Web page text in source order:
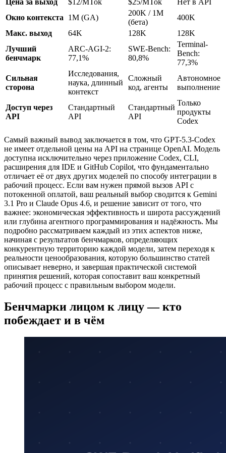
Окно контекста
1M (GA)
200K / 1M
(бета)
400K
Макс. выход
64K 128K
128K
Лучший
бенчмарк
ARC-AGI-2:
77,1%
SWE-Bench:
80,8%
Terminal-
Bench:
77,3%
Сильная
сторона
Исследования,
наука, длинный
контекст
Сложный
код, агенты
Автономное
выполнение
Доступ через
API
Стандартный
API
Стандартный
API
Только
продукты
Codex
Самый важный вывод заключается в том, что GPT-5.3-Codex
не имеет отдельной цены на API на странице OpenAI. Модель
доступна исключительно через приложение Codex, CLI,
расширения для IDE и GitHub Copilot, что фундаментально
отличает её от двух других моделей по способу интеграции в
рабочий процесс. Если вам нужен прямой вызов API с
потокенной оплатой, ваш реальный выбор сводится к Gemini
3.1 Pro и Claude Opus 4.6, и решение зависит от того, что
важнее: экономическая эффективность и широта рассуждений
или глубина агентного программирования и надёжность. Мы
подробно рассматриваем каждый из этих аспектов ниже,
начиная с результатов бенчмарков, определяющих
конкурентную территорию каждой модели, затем переходя к
реальности ценообразования, которую большинство статей
описывает неверно, и завершая практической системой
принятия решений, которая сопоставит ваш конкретный
рабочий процесс с правильным выбором модели.
Бенчмарки лицом к лицу — кто
побеждает и в чём